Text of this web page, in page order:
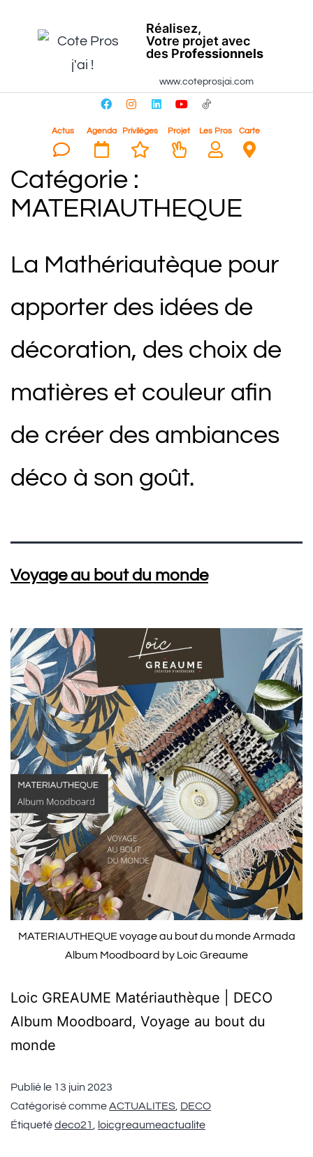
Réalisez,
Votre projet avec
des Professionnels
www.coteprosjai.com
Actus Agenda Privilèges Projet Les Pros Carte
Catégorie :
MATERIAUTHEQUE
La Mathériautèque pour
apporter des idées de
décoration, des choix de
matières et couleur afin
de créer des ambiances
déco à son goût.
Voyage au bout du monde
MATERIAUTHEQUE voyage au bout du monde Armada
Album Moodboard by Loic Greaume
Loic GREAUME Matériauthèque | DECO
Album Moodboard, Voyage au bout du
monde
Publié le 13 juin 2023
Catégorisé commeACTUALITES DECO
Étiquetédeco21 loicgreaumeactualite